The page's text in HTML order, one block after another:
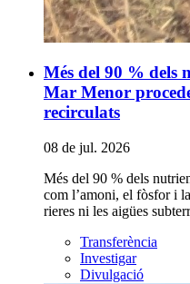
Més del 90 % dels
Mar Menor
recirculats
08 de jul. 2026
Més del 90 % dels
com l’amoni, el fòsfor i
rieres ni les aigües
Transferència
Investigar
Divulgació